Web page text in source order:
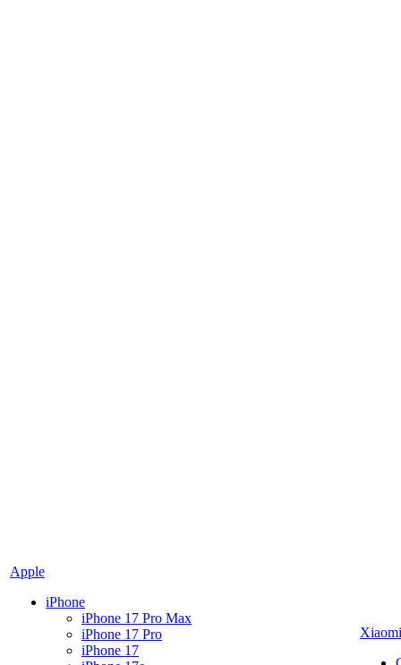
Apple
iPhone
iPhone 17 Pro Max
iPhone 17 Pro
iPhone 17
Xiaomi